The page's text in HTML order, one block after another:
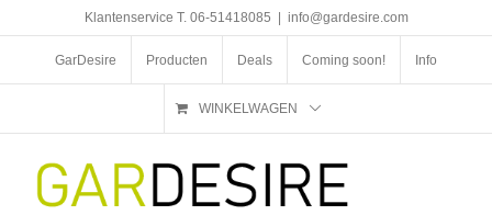
Klantenservice T. 06-51418085 info@gardesire.com
GarDesire Producten Deals Coming soon! Info
WINKELWAGEN